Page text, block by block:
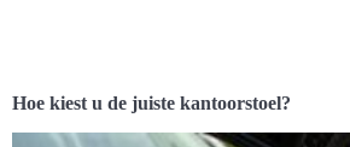
Hoe kiest u de juiste kantoorstoel?